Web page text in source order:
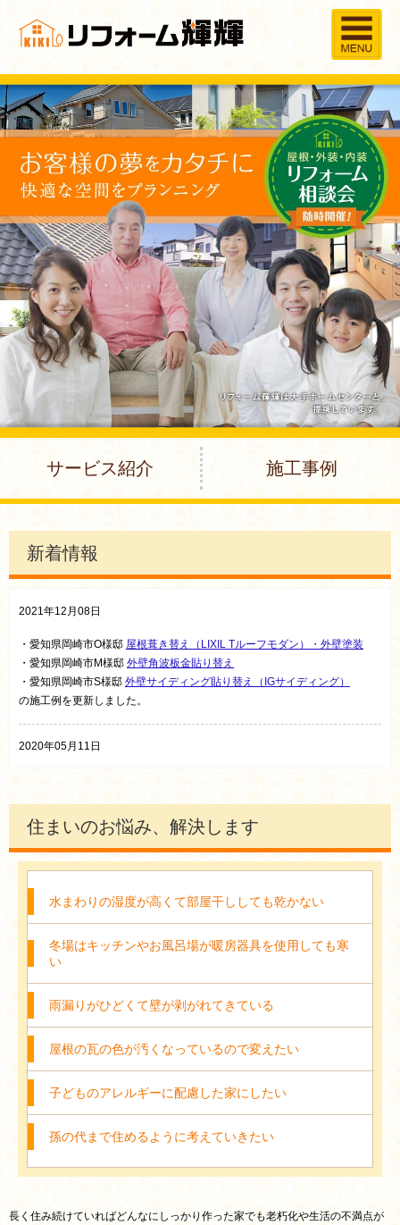
サービス紹介 施工事例
新着情報
2021年12月08日
・愛知県岡崎市O様邸 屋根葺き替え（LIXIL Tルーフモダン）・外壁塗装
・愛知県岡崎市M様邸 外壁角波板金貼り替え
・愛知県岡崎市S様邸 外壁サイディング貼り替え（IGサイディング）
の施工例を更新しました。
2020年05月11日
2019年09月19日
2019年04月23日
・愛知県岡崎市Y様邸
外壁角波金貼り
・愛知県岡崎市Y様邸
雨樋取り替え
ク）・外壁塗装
の施工例を更新しました。
2019年02月25日
・愛知県岡崎市E様邸キッチン取り替
・愛知県岡崎市F様邸
の施工例を更新しました。
住まいのお悩み、解決します
水まわりの湿度が高くて部屋干ししても乾かない
冬場はキッチンやお風呂場が暖房器具を使用しても寒
い
雨漏りがひどくて壁が剥がれてきている
屋根の瓦の色が汚くなっているので変えたい
子どものアレルギーに配慮した家にしたい
孫の代まで住めるように考えていきたい
長く住み続けていればどんなにしっかり作った家でも老朽化や生活の不満点が